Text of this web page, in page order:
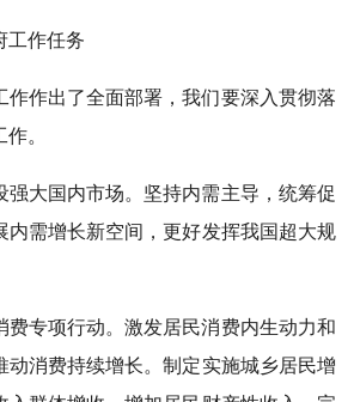
工作任务
作作出了全面部署，我们要深入贯彻落
。
强大国内市场。坚持内需主导，统筹促
内需增长新空间，更好发挥我国超大规
费专项行动。激发居民消费内生动力和
动消费持续增长。制定实施城乡居民增